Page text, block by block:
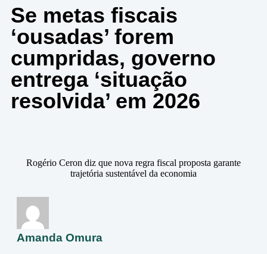
Se metas fiscais
‘ousadas’ forem
cumpridas, governo
entrega ‘situação
resolvida’ em 2026
Rogério Ceron diz que nova regra fiscal proposta garante
trajetória sustentável da economia
Amanda Omura